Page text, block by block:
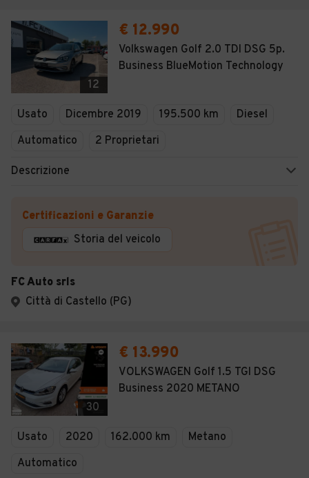
12
€ 12.990
Volkswagen Golf 2.0 TDI DSG 5p.
Business BlueMotion Technology
Usato Dicembre 2019 195.500 km
Diesel
Automatico
2 Proprietari
Descrizione
Certificazioni e Garanzie
Storia del veicolo
FC Auto srls
Città di Castello (PG)
30
€ 13.990
VOLKSWAGEN Golf 1.5 TGI DSG
Business 2020 METANO
Usato 2020 162.000 km
Metano
Automatico